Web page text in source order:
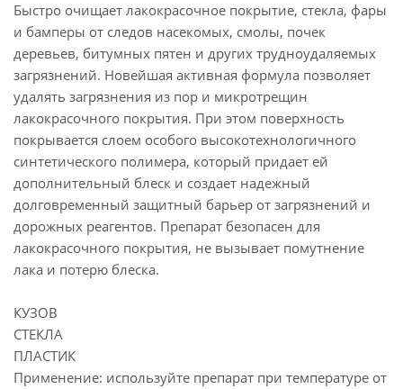
Быстро очищает лакокрасочное покрытие, стекла, фары
и бамперы от следов насекомых, смолы, почек
деревьев, битумных пятен и других трудноудаляемых
загрязнений. Новейшая активная формула позволяет
удалять загрязнения из пор и микротрещин
лакокрасочного покрытия. При этом поверхность
покрывается слоем особого высокотехнологичного
синтетического полимера, который придает ей
дополнительный блеск и создает надежный
долговременный защитный барьер от загрязнений и
дорожных реагентов. Препарат безопасен для
лакокрасочного покрытия, не вызывает помутнение
лака и потерю блеска.
КУЗОВ
СТЕКЛА
ПЛАСТИК
Применение: используйте препарат при температуре от